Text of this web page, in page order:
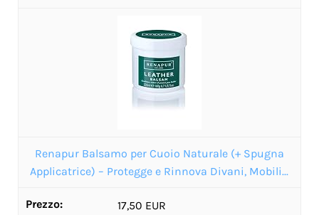
Renapur Balsamo per Cuoio Naturale (+ Spugna
Applicatrice) – Protegge e Rinnova Divani, Mobili...
17,50 EUR